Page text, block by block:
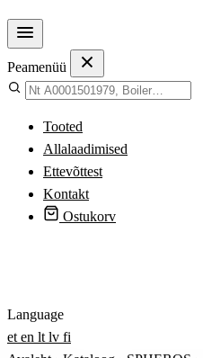
Peamenüü
Tooted
Allalaadimised
Ettevõttest
Kontakt
Ostukorv
Language
et en lt lv fi